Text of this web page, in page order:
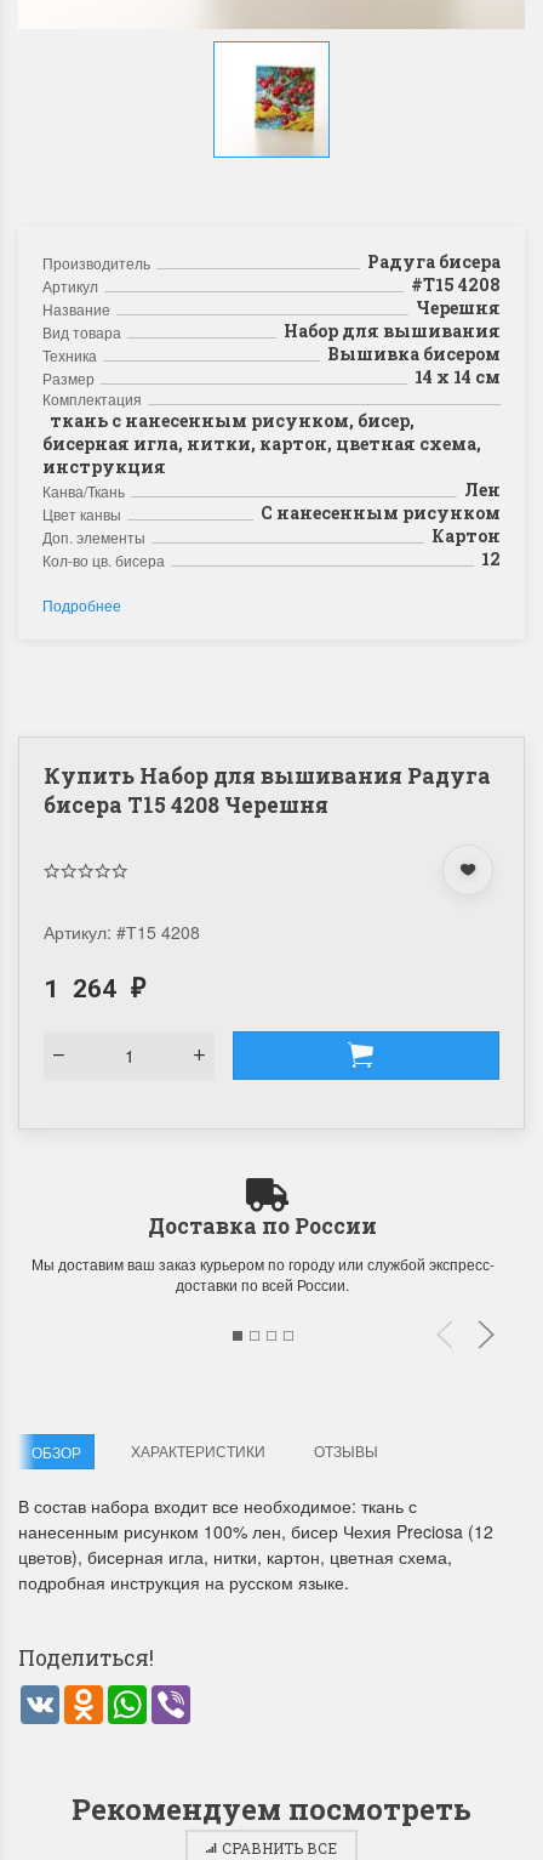
Летние Скидки
!! СКИДКА 20% ‼️ с 1 до 3 июня в
честь первого летнего дня
ПОДРОБНЕЕ
Анастасия Туманова
Раритеты Дим.
На сайте пополнение
Производитель Радуга бисера
Артикул #Т15 4208
Название Черешня
Вид товара Набор для вышивания
Техника Вышивка бисером
Размер 14 х 14 см
Комплектация
ткань с нанесенным рисунком, бисер,
бисерная игла, нитки, картон, цветная схема,
инструкция
Канва/Ткань Лен
Цвет канвы С нанесенным рисунком
Доп. элементы Картон
Кол-во цв. бисера 12
Подробнее
Купить Набор для вышивания Радуга
бисера Т15 4208 Черешня
Артикул: #Т15 4208
1 264 ₽
Доставка по России
Мы доставим ваш заказ курьером по городу или службой экспресс-
доставки по всей России.
ОБЗОР ХАРАКТЕРИСТИКИ ОТЗЫВЫ
В состав набора входит все необходимое: ткань с
нанесенным рисунком 100% лен, бисер Чехия Preciosa (12
цветов), бисерная игла, нитки, картон, цветная схема,
подробная инструкция на русском языке.
Поделиться!
VK Odnoklassniki
WhatsApp
Рекомендуем посмотреть
СРАВНИТЬ ВСЕ